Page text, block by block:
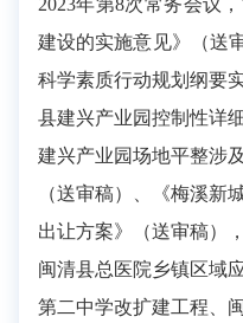
2023年第8次常务会议
建设的实施意见》（送
科学素质行动规划纲要
县建兴产业园控制性详
建兴产业园场地平整涉
（送审稿）、《梅溪新
出让方案》（送审稿）
闽清县总医院乡镇区域
第二中学改扩建工程、